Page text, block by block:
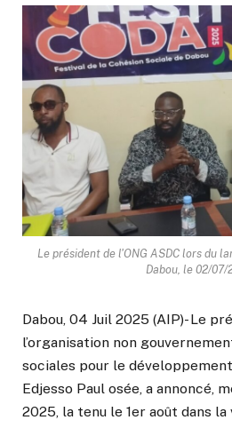
Le président de l'ONG ASDC lors du
Dabou, le 02/07/
Dabou, 04 Juil 2025 (AIP)- Le
l’organisation non
sociales pour le
Edjesso Paul osée, a annoncé,
2025, la tenu le 1er août dans la